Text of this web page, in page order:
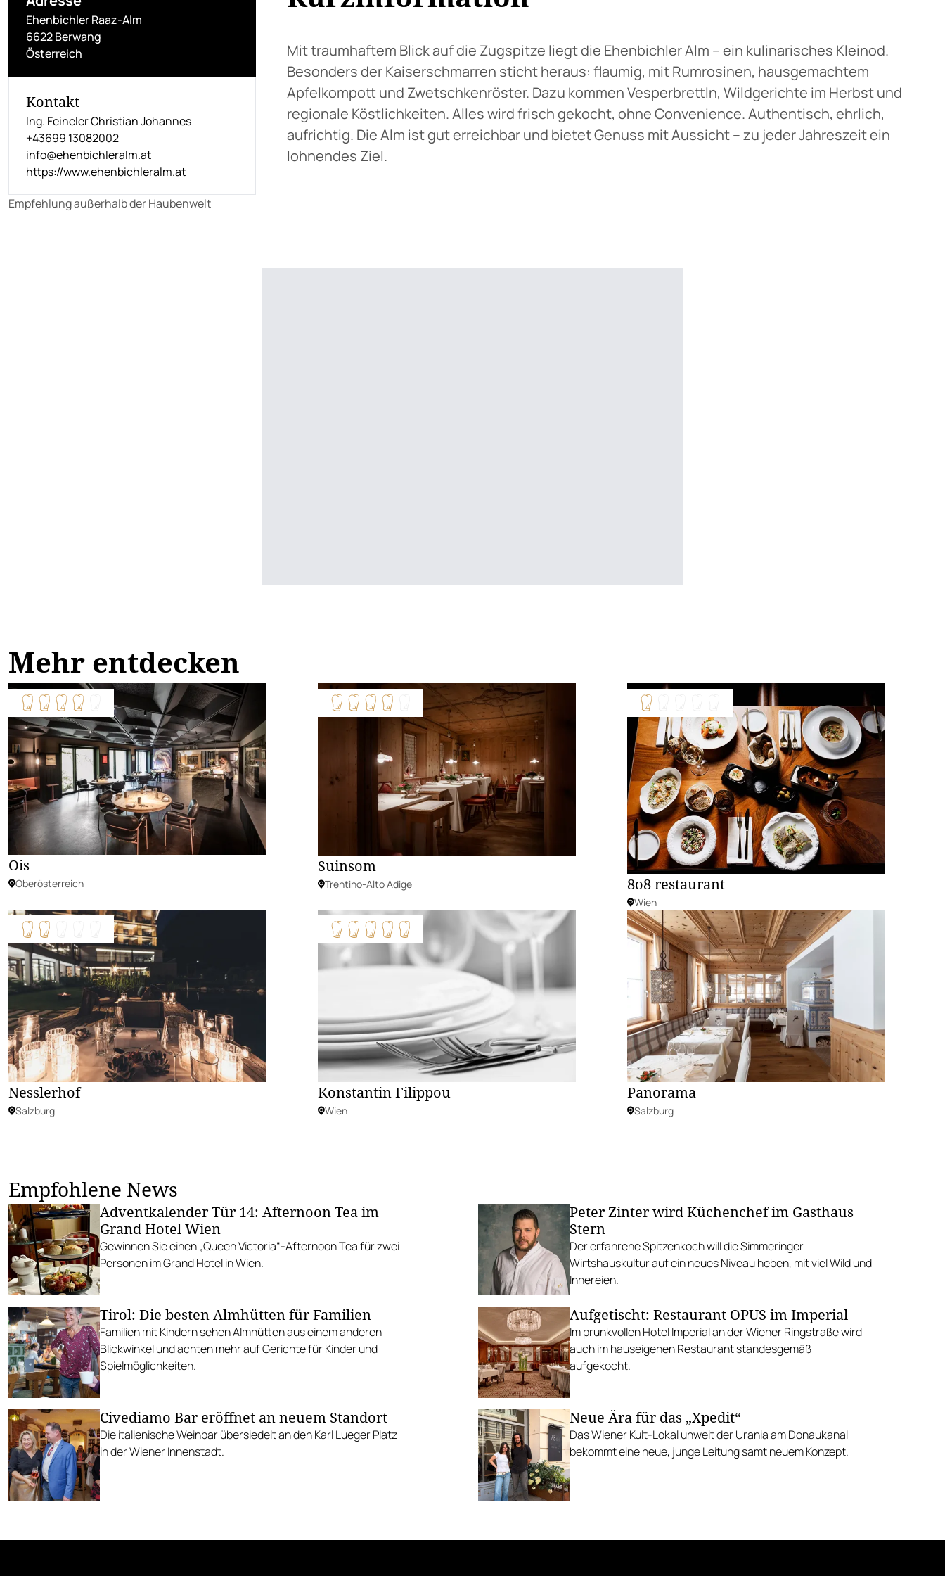
Ehenbichler Raaz-Alm
6622 Berwang
Österreich
Kontakt
Ing. Feineler Christian Johannes
+43699 13082002
info@ehenbichleralm.at
https://www.ehenbichleralm.at
Empfehlung außerhalb der Haubenwelt
Mit traumhaftem Blick auf die Zugspitze liegt die Ehenbichler Alm – ein kulinarisches Kleinod.
Besonders der Kaiserschmarren sticht heraus: flaumig, mit Rumrosinen, hausgemachtem
Apfelkompott und Zwetschkenröster. Dazu kommen Vesperbrettln, Wildgerichte im Herbst und
regionale Köstlichkeiten. Alles wird frisch gekocht, ohne Convenience. Authentisch, ehrlich,
aufrichtig. Die Alm ist gut erreichbar und bietet Genuss mit Aussicht – zu jeder Jahreszeit ein
lohnendes Ziel.
Mehr entdecken
Ois
Oberösterreich
Suinsom
Trentino-Alto Adige 8o8 restaurant
Wien
Nesslerhof
Salzburg
Konstantin Filippou
Wien
Panorama
Salzburg
Empfohlene News
Adventkalender Tür 14: Afternoon Tea im
Grand Hotel Wien
Gewinnen Sie einen „Queen Victoria“-Afternoon Tea für zwei
Personen im Grand Hotel in Wien.
Peter Zinter wird Küchenchef im Gasthaus
Stern
Der erfahrene Spitzenkoch will die Simmeringer
Wirtshauskultur auf ein neues Niveau heben, mit viel Wild und
Innereien.
Tirol: Die besten Almhütten für Familien
Familien mit Kindern sehen Almhütten aus einem anderen
Blickwinkel und achten mehr auf Gerichte für Kinder und
Spielmöglichkeiten.
Aufgetischt: Restaurant OPUS im Imperial
Im prunkvollen Hotel Imperial an der Wiener Ringstraße wird
auch im hauseigenen Restaurant standesgemäß
aufgekocht.
Civediamo Bar eröffnet an neuem Standort
Die italienische Weinbar übersiedelt an den Karl Lueger Platz
in der Wiener Innenstadt.
Neue Ära für das „Xpedit“
Das Wiener Kult-Lokal unweit der Urania am Donaukanal
bekommt eine neue, junge Leitung samt neuem Konzept.